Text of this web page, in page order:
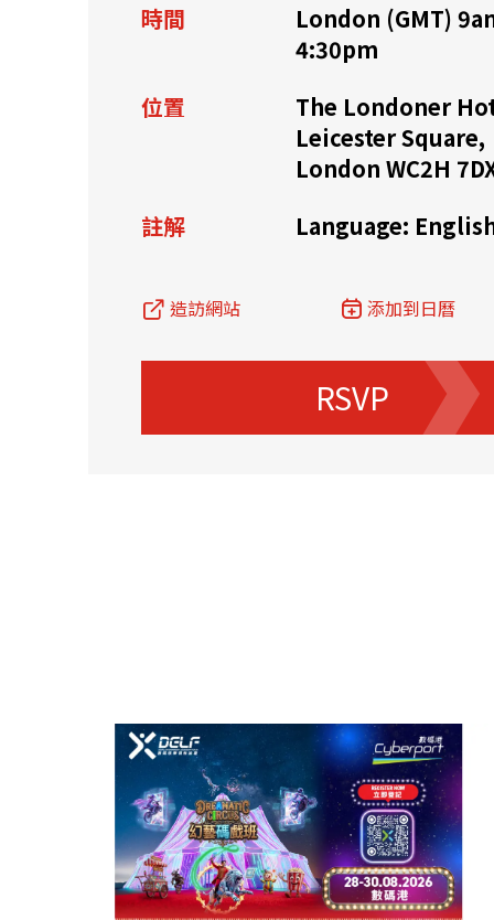
常見問題 商
香港家族辦公室 FintechHK
時間
London (GMT)
4:30pm
位置
The Londoner
Leicester Square,
London WC2H
註解
Language:
造訪網站 添加到日曆
RSVP